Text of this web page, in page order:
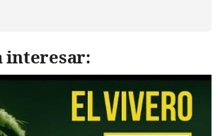
interesar: